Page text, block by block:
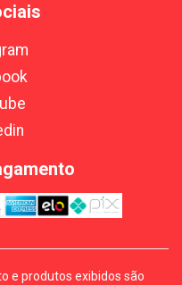
e produtos exibidos são